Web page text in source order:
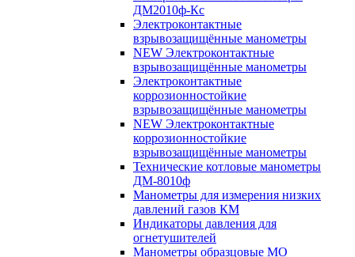
ДМ2010ф-Кс
Электроконтактные
взрывозащищённые манометры
NEW Электроконтактные
взрывозащищённые манометры
Электроконтактные
коррозионностойкие
взрывозащищённые манометры
NEW Электроконтактные
коррозионностойкие
взрывозащищённые манометры
Технические котловые манометры
ДМ-8010ф
Манометры для измерения низких
давлений газов КМ
Индикаторы давления для
огнетушителей
Манометры образцовые МО